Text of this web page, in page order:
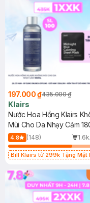
197.000 ₫435.000 ₫
Klairs
Nước Hoa Hồng Klairs
Mùi Cho Da Nhạy Cảm
4.8 (148)
Bill Klairs từ 299k Tặng Mặt
25ml (SL Có Hạn)